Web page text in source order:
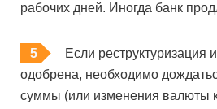
рабочих дней. Иногда банк
Если реструктуризация
одобрена, необходимо
суммы (или изменения валюты